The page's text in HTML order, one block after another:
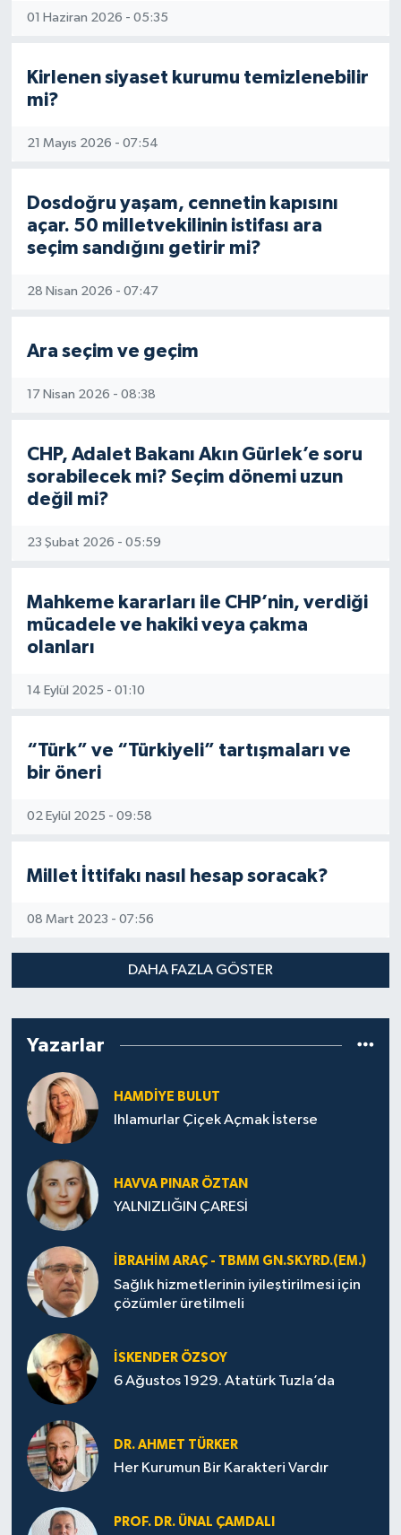
01 Haziran 2026 - 05:35
Kirlenen siyaset kurumu temizlenebilir
mi?
21 Mayıs 2026 - 07:54
Dosdoğru yaşam, cennetin kapısını
açar. 50 milletvekilinin istifası ara
seçim sandığını getirir mi?
28 Nisan 2026 - 07:47
Ara seçim ve geçim
17 Nisan 2026 - 08:38
CHP, Adalet Bakanı Akın Gürlek’e soru
sorabilecek mi? Seçim dönemi uzun
değil mi?
23 Şubat 2026 - 05:59
Mahkeme kararları ile CHP’nin, verdiği
mücadele ve hakiki veya çakma
olanları
14 Eylül 2025 - 01:10
“Türk” ve “Türkiyeli” tartışmaları ve
bir öneri
02 Eylül 2025 - 09:58
Millet İttifakı nasıl hesap soracak?
08 Mart 2023 - 07:56
DAHA FAZLA GÖSTER
Yazarlar
HAMDIYE BULUT
Ihlamurlar Çiçek Açmak İsterse
HAVVA PINAR ÖZTAN
YALNIZLIĞIN ÇARESİ
İBRAHIM ARAÇ - TBMM GN.SK.YRD.(EM.)
Sağlık hizmetlerinin iyileştirilmesi için
çözümler üretilmeli
İSKENDER ÖZSOY
6 Ağustos 1929. Atatürk Tuzla’da
DR. AHMET TÜRKER
Her Kurumun Bir Karakteri Vardır
PROF. DR. ÜNAL ÇAMDALI